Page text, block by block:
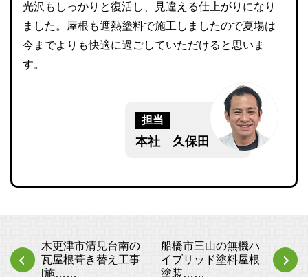
光沢もしっかりと復活し、見違える仕上がりになり
ました。屋根も遮熱塗料で施工しましたので夏場は
今までよりも快適に過ごしていただけると思いま
す。
担当
本社 久保田
木更津市清見台南の
瓦屋根葺き替え工事
[施……
船橋市三山の無機ハ
イブリッド塗料屋根
塗装……